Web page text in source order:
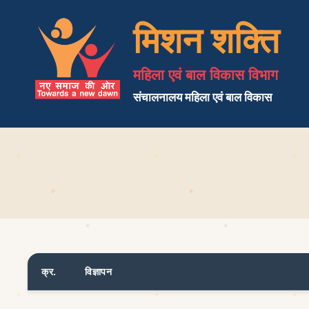
मिशन शक्ति
महिला एवं बाल विकास विभाग
संचालनालय महिला एवं बाल विकास
क्र. विज्ञापन